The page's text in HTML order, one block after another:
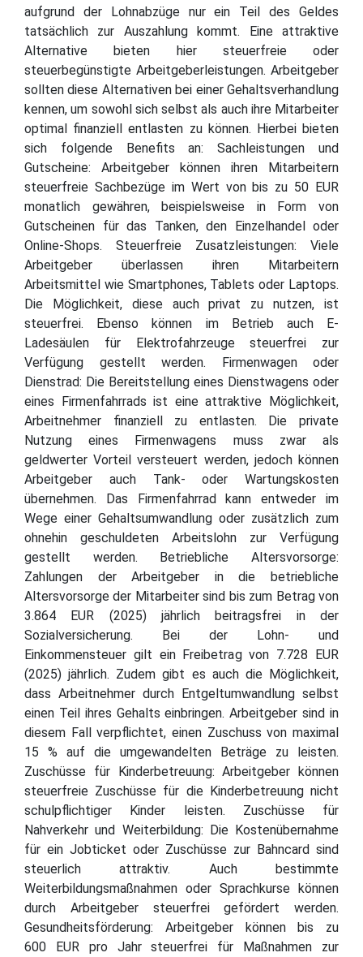
aufgrund der Lohnabzüge nur ein Teil des Geldes
tatsächlich zur Auszahlung kommt. Eine attraktive
Alternative bieten hier steuerfreie oder
steuerbegünstigte Arbeitgeberleistungen. Arbeitgeber
sollten diese Alternativen bei einer Gehaltsverhandlung
kennen, um sowohl sich selbst als auch ihre Mitarbeiter
optimal finanziell entlasten zu können. Hierbei bieten
sich folgende Benefits an: Sachleistungen und
Gutscheine: Arbeitgeber können ihren Mitarbeitern
steuerfreie Sachbezüge im Wert von bis zu 50 EUR
monatlich gewähren, beispielsweise in Form von
Gutscheinen für das Tanken, den Einzelhandel oder
Online-Shops. Steuerfreie Zusatzleistungen: Viele
Arbeitgeber überlassen ihren Mitarbeitern
Arbeitsmittel wie Smartphones, Tablets oder Laptops.
Die Möglichkeit, diese auch privat zu nutzen, ist
steuerfrei. Ebenso können im Betrieb auch E-
Ladesäulen für Elektrofahrzeuge steuerfrei zur
Verfügung gestellt werden. Firmenwagen oder
Dienstrad: Die Bereitstellung eines Dienstwagens oder
eines Firmenfahrrads ist eine attraktive Möglichkeit,
Arbeitnehmer finanziell zu entlasten. Die private
Nutzung eines Firmenwagens muss zwar als
geldwerter Vorteil versteuert werden, jedoch können
Arbeitgeber auch Tank- oder Wartungskosten
übernehmen. Das Firmenfahrrad kann entweder im
Wege einer Gehaltsumwandlung oder zusätzlich zum
ohnehin geschuldeten Arbeitslohn zur Verfügung
gestellt werden. Betriebliche Altersvorsorge:
Zahlungen der Arbeitgeber in die betriebliche
Altersvorsorge der Mitarbeiter sind bis zum Betrag von
3.864 EUR (2025) jährlich beitragsfrei in der
Sozialversicherung. Bei der Lohn- und
Einkommensteuer gilt ein Freibetrag von 7.728 EUR
(2025) jährlich. Zudem gibt es auch die Möglichkeit,
dass Arbeitnehmer durch Entgeltumwandlung selbst
einen Teil ihres Gehalts einbringen. Arbeitgeber sind in
diesem Fall verpflichtet, einen Zuschuss von maximal
15 % auf die umgewandelten Beträge zu leisten.
Zuschüsse für Kinderbetreuung: Arbeitgeber können
steuerfreie Zuschüsse für die Kinderbetreuung nicht
schulpflichtiger Kinder leisten. Zuschüsse für
Nahverkehr und Weiterbildung: Die Kostenübernahme
für ein Jobticket oder Zuschüsse zur Bahncard sind
steuerlich attraktiv. Auch bestimmte
Weiterbildungsmaßnahmen oder Sprachkurse können
durch Arbeitgeber steuerfrei gefördert werden.
Gesundheitsförderung: Arbeitgeber können bis zu
600 EUR pro Jahr steuerfrei für Maßnahmen zur